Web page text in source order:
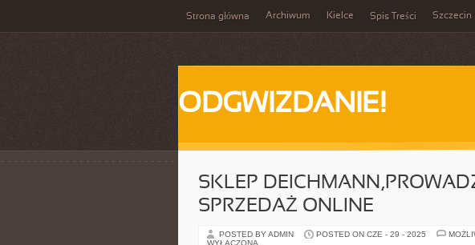
Strona główna Archiwum Kielce Spis Treści Szczecin
ODGWIZDANIE!
SKLEP
SPRZEDAŻ ONLINE
POSTED BY ADMIN POSTED ON CZE - 29 - 2025
WYŁĄCZONA